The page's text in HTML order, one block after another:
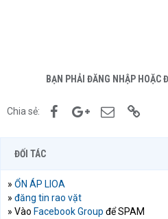
BẠN PHẢI ĐĂNG NHẬP HOẶC
Chia sẻ: FacebookGoogle+Email
ĐỐI TÁC
» ỔN ÁP LIOA
» đăng tin rao vặt
» Vào Facebook Group để SPAM